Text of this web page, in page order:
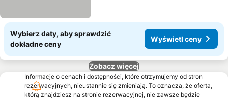
Wybierz daty, aby sprawdzić
dokładne ceny
Wyświetl ceny
Zobacz więcej
Informacje o cenach i dostępności, które otrzymujemy od stron
rezerwacyjnych, nieustannie się zmieniają. To oznacza, że oferta,
którą znajdziesz na stronie rezerwacyjnej, nie zawsze będzie